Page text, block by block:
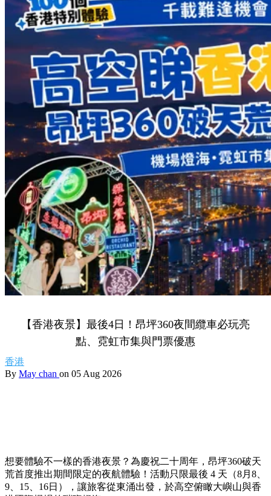
【香港夜景】最後4日！昂坪360夜間纜車必玩亮
點、霓虹市集與門票優惠
香港
By May chan on 05 Aug 2026
想要體驗不一樣的香港夜景？為慶祝二十周年，昂坪360破天
荒首度推出期間限定的夜航體驗！活動只限最後 4 天（8月8、
9、15、16日），讓旅客從東涌出發，於高空俯瞰大嶼山與香